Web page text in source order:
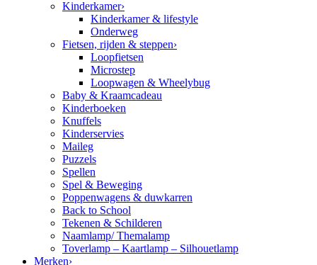
Kinderkamer›
Kinderkamer & lifestyle
Onderweg
Fietsen, rijden & steppen›
Loopfietsen
Microstep
Loopwagen & Wheelybug
Baby & Kraamcadeau
Kinderboeken
Knuffels
Kinderservies
Maileg
Puzzels
Spellen
Spel & Beweging
Poppenwagens & duwkarren
Back to School
Tekenen & Schilderen
Naamlamp/ Themalamp
Toverlamp – Kaartlamp – Silhouetlamp
Merken›